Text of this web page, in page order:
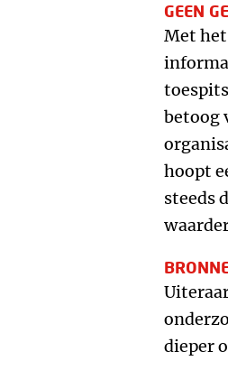
GEEN
Met
betoog
hoopt
steeds
dieper